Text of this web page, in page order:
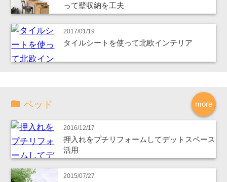
って壁収納を工夫
2017/01/19
タイルシートを使って北欧インテリア
more
ベッド
2016/12/17
押入れをプチリフォームしてデットスペース
活用
2015/07/27